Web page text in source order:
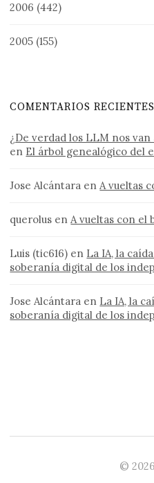
2006 (442)
2005 (155)
COMENTARIOS RECIENTES
¿De verdad los LLM nos
en El árbol genealógico del
Jose Alcántara enA vueltas
querolus enA vueltas con el
Luis (tic616) en La IA, la
soberanía digital de los
Jose Alcántara en La IA, la
soberanía digital de los
© 2026